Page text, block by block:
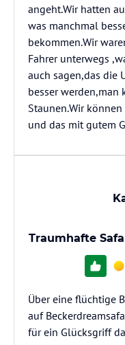
angeht.Wir hatten
was manchmal
bekommen.Wir
Fahrer unterwegs
auch sagen,das die
besser werden,man
Staunen.Wir
und das mit gutem
Traumhafte
Über eine flüchtige
auf
für ein Glücksgriff